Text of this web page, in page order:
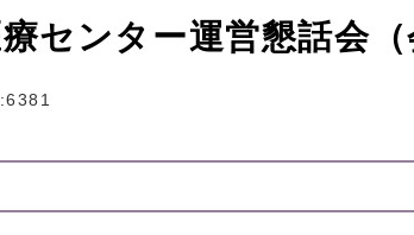
センター運営懇話会（